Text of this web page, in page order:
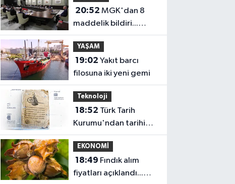
20:52 MGK'dan 8
maddelik bildiri...
Terörsüz Türkiye,
bölgesel güvenlik ve
Gazze mesajı
YAŞAM
19:02 Yakıt barcı
filosuna iki yeni gemi
Teknoloji
18:52
Kurumu'ndan tarihi
içerikler tek
platformda
EKONOMİ
18:49
fiyatları açıklandı...